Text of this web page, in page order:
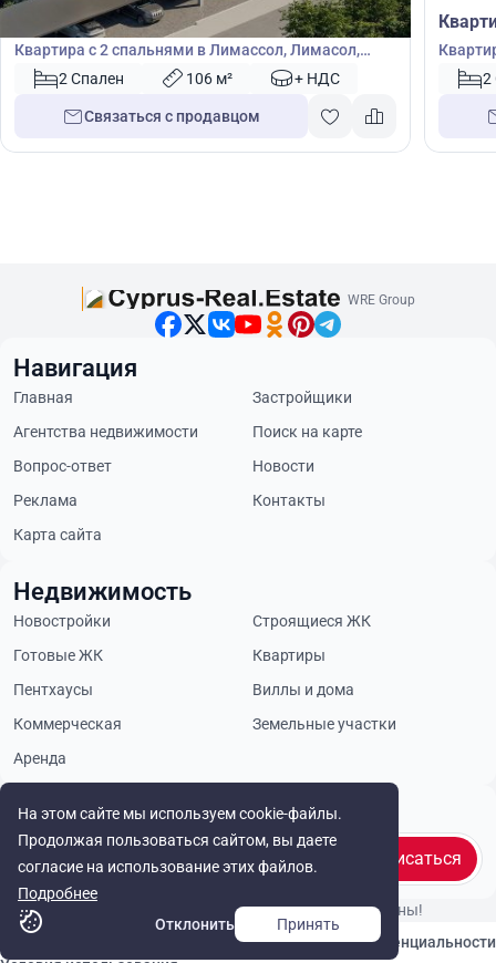
Квартира
Квартира с 2 спальнями в Лимассол, Лимасол,
Кипр № 49937
2 Спален 106 м² + НДС
Связаться с продавцом
2
На этом сайте мы используем cookie-файлы.
Продолжая пользоваться сайтом, вы даете
согласие на использование этих файлов.
Подробнее
Отклонить
Принять
WRE Group
Будьте в курсе
Подписаться
Навигация
Главная
Застройщики
Агентства недвижимости
Поиск на карте
Вопрос-ответ
Новости
Реклама
Контакты
Карта сайта
Недвижимость
Новостройки
Строящиеся ЖК
Готовые ЖК
Квартиры
Пентхаусы
Виллы и дома
Коммерческая
Земельные участки
Аренда
© Cyprus Realestate 2026. Все права защищены!
Политика конфиденциальности